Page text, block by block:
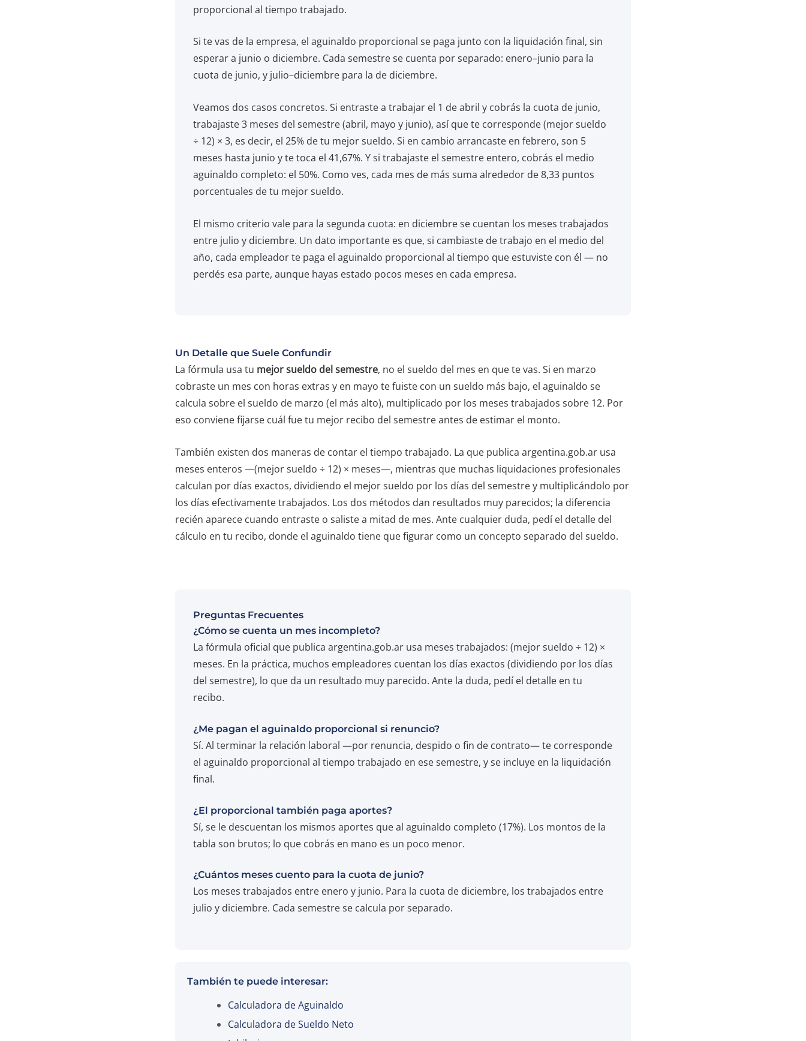
proporcional al tiempo trabajado.
Si te vas de la empresa, el aguinaldo proporcional se paga junto con la liquidación final, sin
esperar a junio o diciembre. Cada semestre se cuenta por separado: enero–junio para la
cuota de junio, y julio–diciembre para la de diciembre.
Veamos dos casos concretos. Si entraste a trabajar el 1 de abril y cobrás la cuota de junio,
trabajaste 3 meses del semestre (abril, mayo y junio), así que te corresponde (mejor sueldo
÷ 12) × 3, es decir, el 25% de tu mejor sueldo. Si en cambio arrancaste en febrero, son 5
meses hasta junio y te toca el 41,67%. Y si trabajaste el semestre entero, cobrás el medio
aguinaldo completo: el 50%. Como ves, cada mes de más suma alrededor de 8,33 puntos
porcentuales de tu mejor sueldo.
El mismo criterio vale para la segunda cuota: en diciembre se cuentan los meses trabajados
entre julio y diciembre. Un dato importante es que, si cambiaste de trabajo en el medio del
año, cada empleador te paga el aguinaldo proporcional al tiempo que estuviste con él — no
perdés esa parte, aunque hayas estado pocos meses en cada empresa.
Un Detalle que Suele Confundir
La fórmula usa tu mejor sueldo del semestre, no el sueldo del mes en que te vas. Si en marzo
cobraste un mes con horas extras y en mayo te fuiste con un sueldo más bajo, el aguinaldo se
calcula sobre el sueldo de marzo (el más alto), multiplicado por los meses trabajados sobre 12. Por
eso conviene fijarse cuál fue tu mejor recibo del semestre antes de estimar el monto.
También existen dos maneras de contar el tiempo trabajado. La que publica argentina.gob.ar usa
meses enteros —(mejor sueldo ÷ 12) × meses—, mientras que muchas liquidaciones profesionales
calculan por días exactos, dividiendo el mejor sueldo por los días del semestre y multiplicándolo por
los días efectivamente trabajados. Los dos métodos dan resultados muy parecidos; la diferencia
recién aparece cuando entraste o saliste a mitad de mes. Ante cualquier duda, pedí el detalle del
cálculo en tu recibo, donde el aguinaldo tiene que figurar como un concepto separado del sueldo.
Preguntas Frecuentes
¿Cómo se cuenta un mes incompleto?
La fórmula oficial que publica argentina.gob.ar usa meses trabajados: (mejor sueldo ÷ 12) ×
meses. En la práctica, muchos empleadores cuentan los días exactos (dividiendo por los días
del semestre), lo que da un resultado muy parecido. Ante la duda, pedí el detalle en tu
recibo.
¿Me pagan el aguinaldo proporcional si renuncio?
Sí. Al terminar la relación laboral —por renuncia, despido o fin de contrato— te corresponde
el aguinaldo proporcional al tiempo trabajado en ese semestre, y se incluye en la liquidación
final.
¿El proporcional también paga aportes?
Sí, se le descuentan los mismos aportes que al aguinaldo completo (17%). Los montos de la
tabla son brutos; lo que cobrás en mano es un poco menor.
¿Cuántos meses cuento para la cuota de junio?
Los meses trabajados entre enero y junio. Para la cuota de diciembre, los trabajados entre
julio y diciembre. Cada semestre se calcula por separado.
También te puede interesar:
Calculadora de Aguinaldo
Calculadora de Sueldo Neto